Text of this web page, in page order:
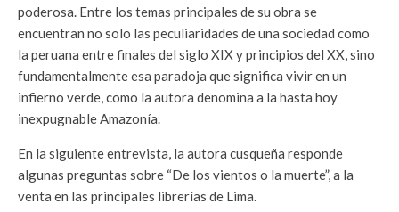
poderosa. Entre los temas principales de su obra se
encuentran no solo las peculiaridades de una sociedad como
la peruana entre finales del siglo XIX y principios del XX, sino
fundamentalmente esa paradoja que significa vivir en un
infierno verde, como la autora denomina a la hasta hoy
inexpugnable Amazonía.
En la siguiente entrevista, la autora cusqueña responde
algunas preguntas sobre “De los vientos o la muerte”, a la
venta en las principales librerías de Lima.